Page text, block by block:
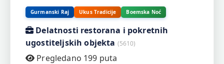
Gurmanski Raj Ukus Tradicije Boemska Noć
Delatnosti restorana i pokretnih
ugostiteljskih objekta (5610)
Pregledano 199 puta